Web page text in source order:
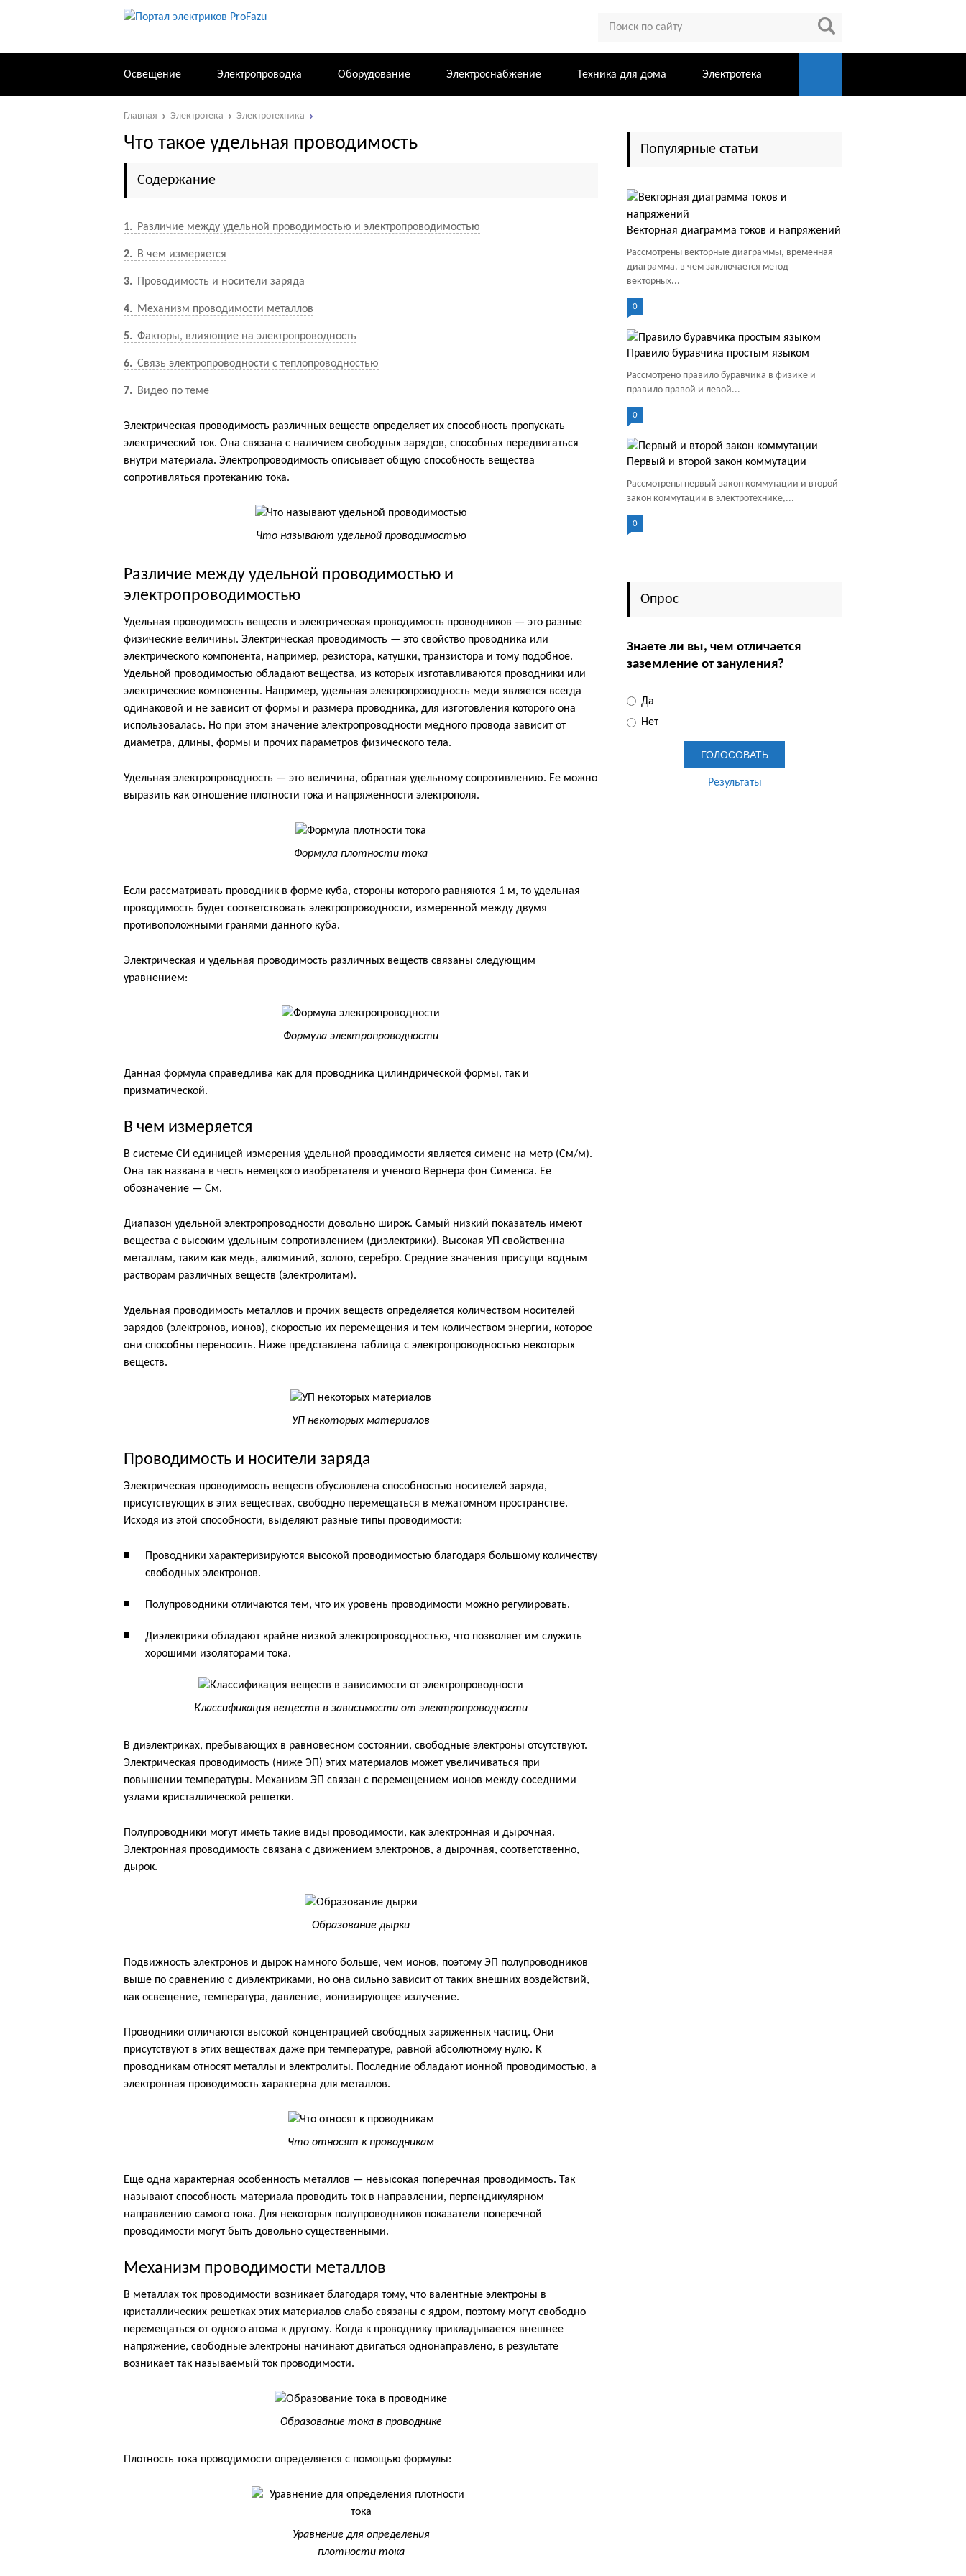
Освещение Электропроводка Оборудование Электроснабжение Техника для дома Электротека
Главная Электротека Электротехника
Что такое удельная проводимость
Содержание
1 Различие между удельной проводимостью и электропроводимостью
2 В чем измеряется
3 Проводимость и носители заряда
4 Механизм проводимости металлов
5 Факторы, влияющие на электропроводность
6 Связь электропроводности с теплопроводностью
7 Видео по теме
Электрическая проводимость различных веществ определяет их способность пропускать
электрический ток. Она связана с наличием свободных зарядов, способных передвигаться
внутри материала. Электропроводимость описывает общую способность вещества
сопротивляться протеканию тока.
Что называют удельной проводимостью
Различие между удельной проводимостью и
электропроводимостью
Удельная проводимость веществ и электрическая проводимость проводников — это разные
физические величины. Электрическая проводимость — это свойство проводника или
электрического компонента, например, резистора, катушки, транзистора и тому подобное.
Удельной проводимостью обладают вещества, из которых изготавливаются проводники или
электрические компоненты. Например, удельная электропроводность меди является всегда
одинаковой и не зависит от формы и размера проводника, для изготовления которого она
использовалась. Но при этом значение электропроводности медного провода зависит от
диаметра, длины, формы и прочих параметров физического тела.
Удельная электропроводность — это величина, обратная удельному сопротивлению. Ее можно
выразить как отношение плотности тока и напряженности электрополя.
Формула плотности тока
Если рассматривать проводник в форме куба, стороны которого равняются 1 м, то удельная
проводимость будет соответствовать электропроводности, измеренной между двумя
противоположными гранями данного куба.
Электрическая и удельная проводимость различных веществ связаны следующим
уравнением:
Формула электропроводности
Данная формула справедлива как для проводника цилиндрической формы, так и
призматической.
В чем измеряется
В системе СИ единицей измерения удельной проводимости является сименс на метр (См/м).
Она так названа в честь немецкого изобретателя и ученого Вернера фон Сименса. Ее
обозначение — См.
Диапазон удельной электропроводности довольно широк. Самый низкий показатель имеют
вещества с высоким удельным сопротивлением (диэлектрики). Высокая УП свойственна
металлам, таким как медь, алюминий, золото, серебро. Средние значения присущи водным
растворам различных веществ (электролитам).
Удельная проводимость металлов и прочих веществ определяется количеством носителей
зарядов (электронов, ионов), скоростью их перемещения и тем количеством энергии, которое
они способны переносить. Ниже представлена таблица с электропроводностью некоторых
веществ.
УП некоторых материалов
Проводимость и носители заряда
Электрическая проводимость веществ обусловлена способностью носителей заряда,
присутствующих в этих веществах, свободно перемещаться в межатомном пространстве.
Исходя из этой способности, выделяют разные типы проводимости:
Проводники характеризируются высокой проводимостью благодаря большому количеству
свободных электронов.
Полупроводники отличаются тем, что их уровень проводимости можно регулировать.
Диэлектрики обладают крайне низкой электропроводностью, что позволяет им служить
хорошими изоляторами тока.
Классификация веществ в зависимости от электропроводности
В диэлектриках, пребывающих в равновесном состоянии, свободные электроны отсутствуют.
Электрическая проводимость (ниже ЭП) этих материалов может увеличиваться при
повышении температуры. Механизм ЭП связан с перемещением ионов между соседними
узлами кристаллической решетки.
Полупроводники могут иметь такие виды проводимости, как электронная и дырочная.
Электронная проводимость связана с движением электронов, а дырочная, соответственно,
дырок.
Образование дырки
Подвижность электронов и дырок намного больше, чем ионов, поэтому ЭП полупроводников
выше по сравнению с диэлектриками, но она сильно зависит от таких внешних воздействий,
как освещение, температура, давление, ионизирующее излучение.
Проводники отличаются высокой концентрацией свободных заряженных частиц. Они
присутствуют в этих веществах даже при температуре, равной абсолютному нулю. К
проводникам относят металлы и электролиты. Последние обладают ионной проводимостью, а
электронная проводимость характерна для металлов.
Что относят к проводникам
Еще одна характерная особенность металлов — невысокая поперечная проводимость. Так
называют способность материала проводить ток в направлении, перпендикулярном
направлению самого тока. Для некоторых полупроводников показатели поперечной
проводимости могут быть довольно существенными.
Механизм проводимости металлов
В металлах ток проводимости возникает благодаря тому, что валентные электроны в
кристаллических решетках этих материалов слабо связаны с ядром, поэтому могут свободно
перемещаться от одного атома к другому. Когда к проводнику прикладывается внешнее
напряжение, свободные электроны начинают двигаться однонаправлено, в результате
возникает так называемый ток проводимости.
Образование тока в проводнике
Плотность тока проводимости определяется с помощью формулы:
Уравнение для определения
плотности тока
Популярные статьи
Векторная диаграмма токов и напряжений
Рассмотрены векторные диаграммы, временная
диаграмма, в чем заключается метод
векторных...
0
Правило буравчика простым языком
Рассмотрено правило буравчика в физике и
правило правой и левой...
0
Первый и второй закон коммутации
Рассмотрены первый закон коммутации и второй
закон коммутации в электротехнике,...
0
Опрос
Знаете ли вы, чем отличается
заземление от зануления?
Да
Нет
Результаты